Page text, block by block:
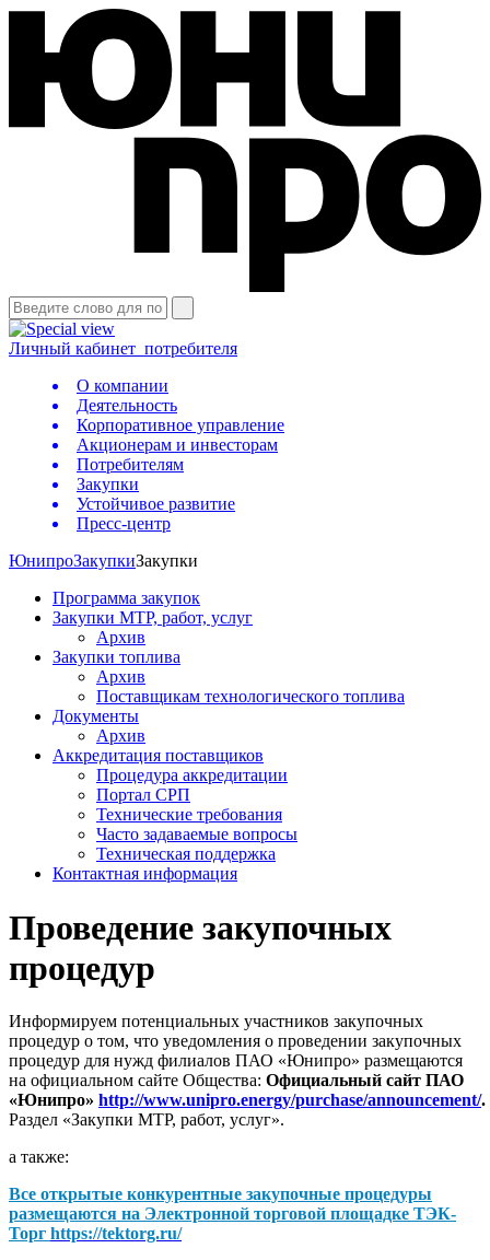
Личный кабинет потребителя
О компании
Деятельность
Корпоративное управление
Акционерам и инвесторам
Потребителям
Закупки
Устойчивое развитие
Пресс-центр
ЮнипроЗакупкиЗакупки
Программа закупок
Закупки МТР, работ, услуг
Архив
Закупки топлива
Архив
Поставщикам технологического топлива
Документы
Архив
Аккредитация поставщиков
Процедура аккредитации
Портал СРП
Технические требования
Часто задаваемые вопросы
Техническая поддержка
Контактная информация
Проведение закупочных
процедур
Информируем потенциальных участников закупочных
процедур о том, что уведомления о проведении закупочных
процедур для нужд филиалов ПАО «Юнипро» размещаются
на официальном сайте Общества: Официальный сайт ПАО
«Юнипро» http://www.unipro.energy/purchase/announcement/.
Раздел «Закупки МТР, работ, услуг».
а также:
Все открытые конкурентные закупочные процедуры
размещаются на Электронной торговой площадке ТЭК-
Торг https://tektorg.ru/